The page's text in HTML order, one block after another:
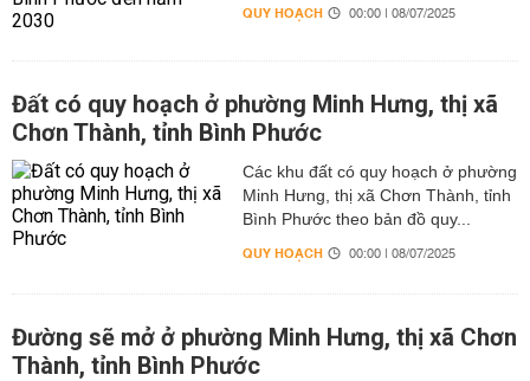
QUY HOẠCH 00:00 | 08/07/2025
Đất có quy hoạch ở phường Minh Hưng, thị xã
Chơn Thành, tỉnh Bình Phước
Các khu đất có quy hoạch ở phường
Minh Hưng, thị xã Chơn Thành, tỉnh
Bình Phước theo bản đồ quy...
QUY HOẠCH 00:00 | 08/07/2025
Đường sẽ mở ở phường Minh Hưng, thị xã Chơn
Thành, tỉnh Bình Phước